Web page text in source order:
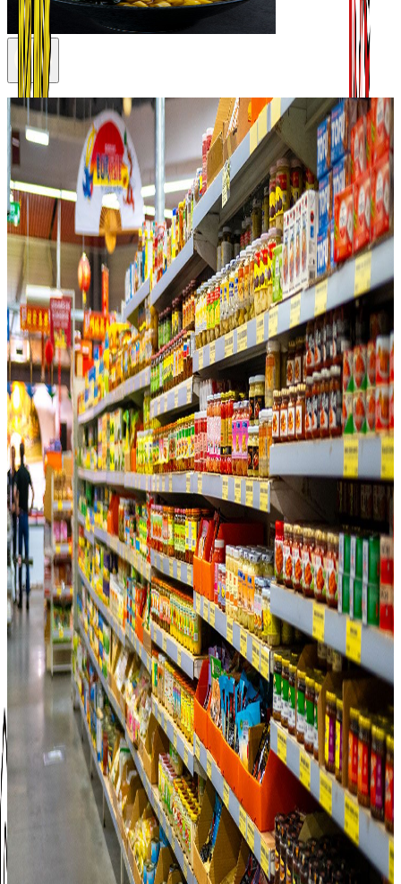
Accueil
Marques
Marques
Forts de plus de 40 ans d’expérience dans l’importation mais
également dans la cuisine de produits asiatiques et exotiques, nous
sommes fiers d’apposer notre marque sur certains produits. Ce sont
tous des produits que nous avons élaborés ou sélectionnés nous-
mêmes, selon notre goût mais également selon les retours de notre
clientèle avec qui nous échangeons depuis toutes ces années.
Nous distribuons évidemment tous nos plats préparés frais et
surgelés préparés dans notre laboratoire de Peujard sous le nom
d’Eurasie. Mais nous avons également des sauces sous notre
marque, pour cuisiner ou accompagner les plats. Elles ont été
soigneusement choisies chez un partenaire de confiance au Vietnam,
pour la qualité de leurs ingrédients, mais également pour leur goût.
Citation : « Nous choisissons nos produits comme si nous allions les
utiliser pour notre propre famille, avec nos recettes et notre goût.
C’est pour cela que nous ne faisons aucune concession. »
Siam's
Vous retrouverez de nombreux articles estampillés de la marque
Siam’s dans nos magasins. Comportant une large variété de produits,
ils proviennent de notre distributeur en Thaïlande et, encore une fois,
ont été sélectionnés voire parfois modifiés pour convenir à nos